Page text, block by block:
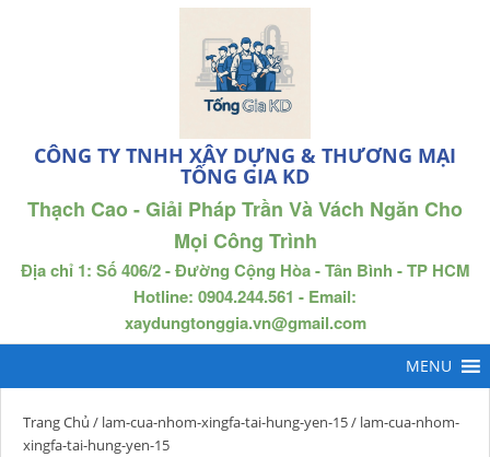
CÔNG TY TNHH XÂY DỰNG & THƯƠNG MẠI
TỐNG GIA KD
Thạch Cao - Giải Pháp Trần Và Vách Ngăn Cho
Mọi Công Trình
Địa chỉ 1: Số 406/2 - Đường Cộng Hòa - Tân Bình - TP HCM
Hotline: 0904.244.561 - Email:
xaydungtonggia.vn@gmail.com
Trang Chủ / lam-cua-nhom-xingfa-tai-hung-yen-15/ lam-cua-nhom-
xingfa-tai-hung-yen-15